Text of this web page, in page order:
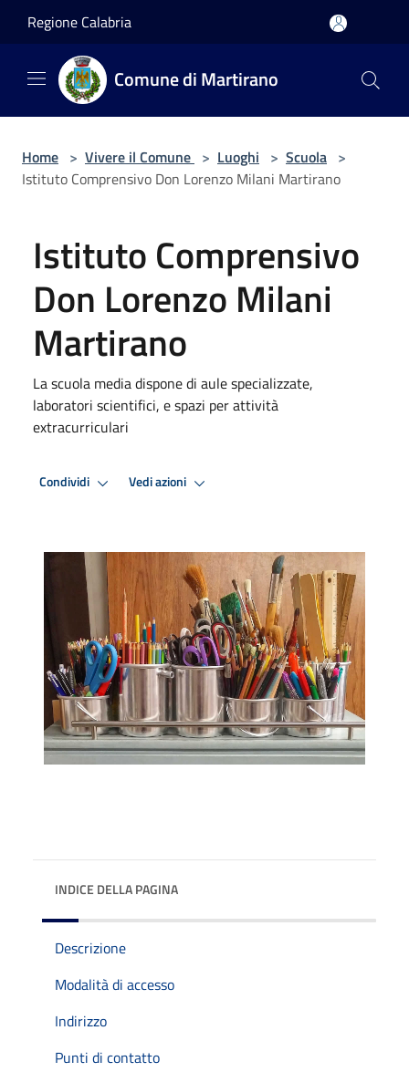
Regione Calabria
Comune di Martirano
Home > Vivere il Comune > Luoghi > Scuola >
Istituto Comprensivo Don Lorenzo Milani Martirano
Istituto Comprensivo
Don Lorenzo Milani
Martirano
La scuola media dispone di aule specializzate,
laboratori scientifici, e spazi per attività
extracurriculari
Condividi Vedi azioni
INDICE DELLA PAGINA
Descrizione
Modalità di accesso
Indirizzo
Punti di contatto